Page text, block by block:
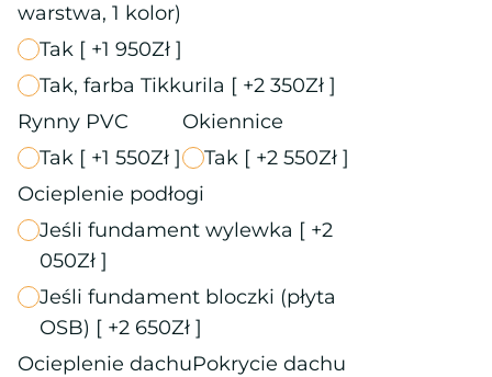
warstwa, 1 kolor)
Tak [ +1 950Zł ]
Tak, farba Tikkurila [ +2 350Zł ]
Rynny PVC
Tak [ +1 550Zł ]
Okiennice
Tak [ +2 550Zł ]
Ocieplenie podłogi
Jeśli fundament wylewka [ +2
050Zł ]
Jeśli fundament bloczki (płyta
OSB) [ +2 650Zł ]
Ocieplenie dachuPokrycie dachu